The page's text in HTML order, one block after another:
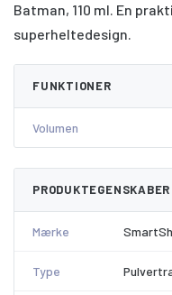
Batman, 110 ml. En
superheltedesign.
FUNKTIONER
Volumen
PRODUKTEGENSKABER
Mærke
Type